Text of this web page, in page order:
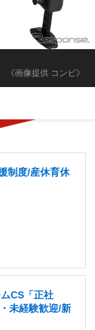
《画像提供 コンビ》
制度/産休育休
CS「正社
未経験歓迎/新